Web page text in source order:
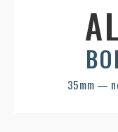
35mm —